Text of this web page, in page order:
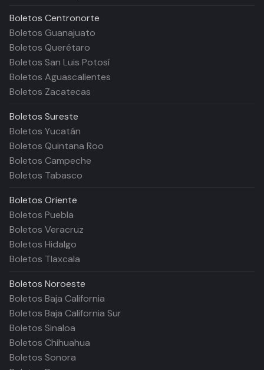
Boletos Centronorte
Boletos Guanajuato
Boletos Querétaro
Boletos San Luis Potosí
Boletos Aguascalientes
Boletos Zacatecas
Boletos Sureste
Boletos Yucatán
Boletos Quintana Roo
Boletos Campeche
Boletos Tabasco
Boletos Oriente
Boletos Puebla
Boletos Veracruz
Boletos Hidalgo
Boletos Tlaxcala
Boletos Noroeste
Boletos Baja California
Boletos Baja California Sur
Boletos Sinaloa
Boletos Chihuahua
Boletos Sonora